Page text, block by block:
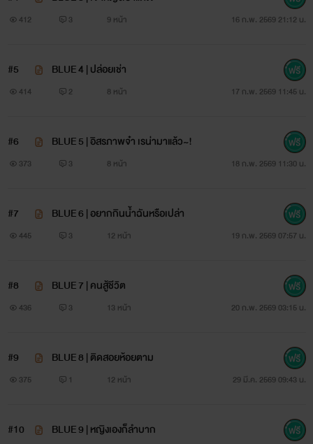
412 3 9 หน้า 16 ก.พ. 2569 21:12 น.
#5 BLUE 4 | ปล่อยเช่า
414 2 8 หน้า 17 ก.พ. 2569 11:45 น.
#6 BLUE 5 | อิสรภาพจ๋า เรน่ามาแล้ว~!
373 3 8 หน้า 18 ก.พ. 2569 11:30 น.
#7 BLUE 6 | อยากกินน้ำฉันหรือเปล่า
445 3 12 หน้า 19 ก.พ. 2569 07:57 น.
#8 BLUE 7 | คนสู้ชีวิต
436 3 13 หน้า 20 ก.พ. 2569 03:15 น.
#9 BLUE 8 | ติดสอยห้อยตาม
375 1 12 หน้า 29 มี.ค. 2569 09:43 น.
#10 BLUE 9 | หญิงเองก็ลำบาก